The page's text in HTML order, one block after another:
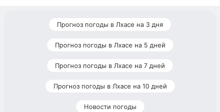
Прогноз погоды в Лхасе на 3 дня
Прогноз погоды в Лхасе на 5 дней
Прогноз погоды в Лхасе на 7 дней
Прогноз погоды в Лхасе на 10 дней
Новости погоды